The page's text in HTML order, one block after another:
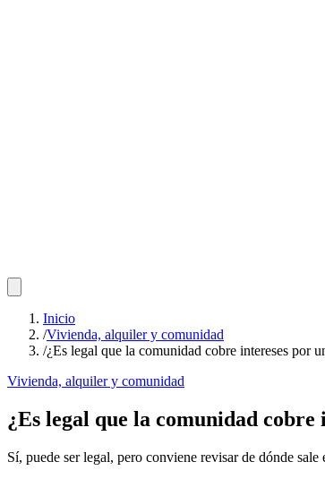
Inicio
/Vivienda, alquiler y comunidad
/¿Es legal que la comunidad cobre intereses por
Vivienda, alquiler y comunidad
¿Es legal que la comunidad
Sí, puede ser legal, pero conviene revisar de dónde